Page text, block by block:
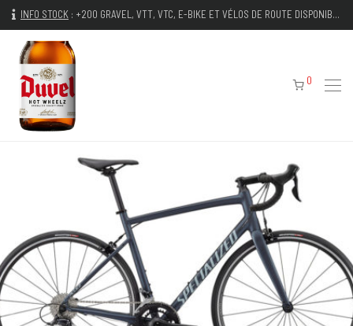
INFO STOCK : +200 GRAVEL, VTT, VTC, E-BIKE ET VÉLOS DE ROUTE DISPONIBLES IMMÉDIATEMENT
0